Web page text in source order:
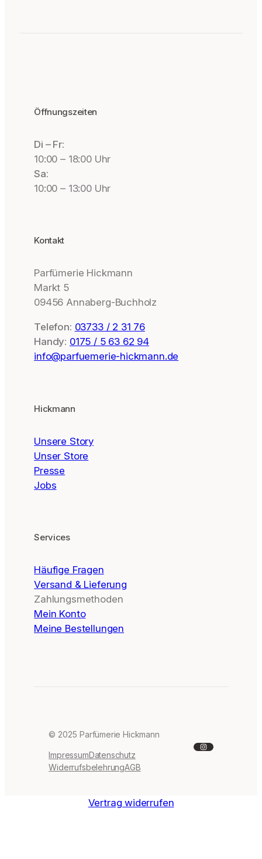
Öffnungszeiten
Di – Fr:
10:00 – 18:00 Uhr
Sa:
10:00 – 13:00 Uhr
Kontakt
Parfümerie Hickmann
Markt 5
09456 Annaberg-Buchholz
Telefon: 03733 / 2 31 76
Handy: 0175 / 5 63 62 94
info@parfuemerie-hickmann.de
Hickmann
Unsere Story
Unser Store
Presse
Jobs
Services
Häufige Fragen
Versand & Lieferung
Zahlungsmethoden
Mein Konto
Meine Bestellungen
© 2025 Parfümerie Hickmann
ImpressumDatenschutz
WiderrufsbelehrungAGB
Instagram
Vertrag widerrufen